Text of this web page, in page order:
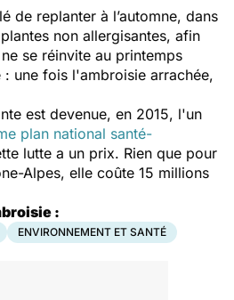
de replanter à l’automne, dans
non allergisantes, afin
se réinvite au printemps
: une fois l'ambroisie arrachée,
est devenue, en 2015, l'un
plan national santé-
lutte a un prix. Rien que pour
Alpes, elle coûte 15 millions
:
ENVIRONNEMENT ET SANTÉ